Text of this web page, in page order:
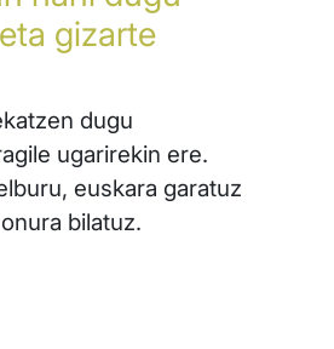
gizarte
dugu
ugarirekin ere.
euskara garatuz
bilatuz.